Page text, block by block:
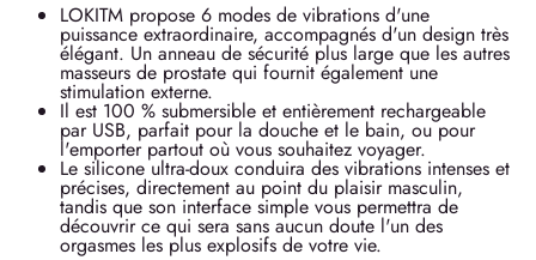
LOKITM propose 6 modes de vibrations d'une
puissance extraordinaire, accompagnés d'un design très
élégant. Un anneau de sécurité plus large que les autres
masseurs de prostate qui fournit également une
stimulation externe.
Il est 100 % submersible et entièrement rechargeable
par USB, parfait pour la douche et le bain, ou pour
l'emporter partout où vous souhaitez voyager.
Le silicone ultra-doux conduira des vibrations intenses et
précises, directement au point du plaisir masculin,
tandis que son interface simple vous permettra de
découvrir ce qui sera sans aucun doute l'un des
orgasmes les plus explosifs de votre vie.